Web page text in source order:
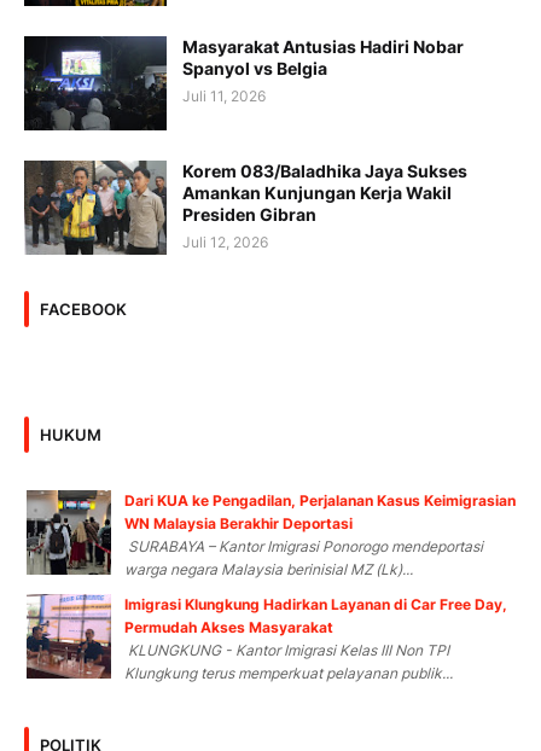
Masyarakat Antusias Hadiri Nobar
Spanyol vs Belgia
Juli 11, 2026
Korem 083/Baladhika Jaya Sukses
Amankan Kunjungan Kerja Wakil
Presiden Gibran
Juli 12, 2026
FACEBOOK
HUKUM
Dari KUA ke Pengadilan, Perjalanan Kasus Keimigrasian
WN Malaysia Berakhir Deportasi
SURABAYA – Kantor Imigrasi Ponorogo mendeportasi
warga negara Malaysia berinisial MZ (Lk)...
Imigrasi Klungkung Hadirkan Layanan di Car Free Day,
Permudah Akses Masyarakat
KLUNGKUNG - Kantor Imigrasi Kelas III Non TPI
Klungkung terus memperkuat pelayanan publik...
POLITIK